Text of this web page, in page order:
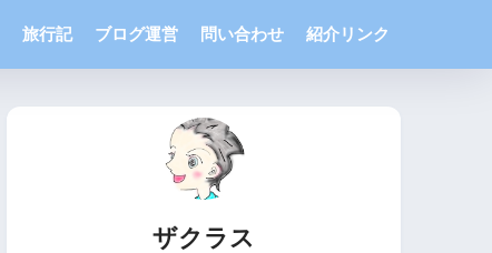
旅行記 ブログ運営 問い合わせ 紹介リンク
ザクラス